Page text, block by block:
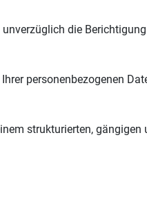
die
personenbezogenen
strukturierten, gängigen